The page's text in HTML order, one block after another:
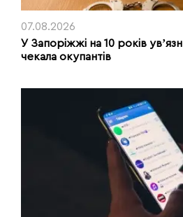
07.08.2026
У Запоріжжі на 10 років
чекала окупантів